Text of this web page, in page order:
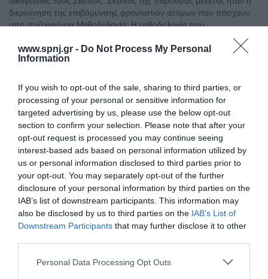
www.spnj.gr - Do Not Process My Personal
Information
If you wish to opt-out of the sale, sharing to third parties, or
processing of your personal or sensitive information for
targeted advertising by us, please use the below opt-out
section to confirm your selection. Please note that after your
opt-out request is processed you may continue seeing
interest-based ads based on personal information utilized by
us or personal information disclosed to third parties prior to
your opt-out. You may separately opt-out of the further
disclosure of your personal information by third parties on the
IAB’s list of downstream participants. This information may
also be disclosed by us to third parties on the IAB’s List of
Downstream Participants that may further disclose it to other
Personal Data Processing Opt Outs
διερεύνηση της επιβάρυνσης φροντιστών ατόμων που πάσχουν
από σχιζοφρένεια.Μεθοδολογία: Η μεθοδολογία που
δεδομένων,
2020
ΝΑΥΤΙΑ ΚΑΙ ΕΜΕΤΟΣ ΣΕ ΠΑΙΔΙΑ ΜΕ ΚΑΡΚΙΝΟ ΠΟΥ
ΥΠΟΒΑΛΛΟΝΤΑΙ ΣΕ ΧΗΜΕΙΟΘΕΡΑΠΕΙΑ
Πέμπτη, 1 Οκτωβρίου 2020
Ο καρκίνος είναι η δεύτερη κύρια αιτία θανάτου σε παιδιά. Η
θεραπεία του περιλαμβάνει χημειοθεραπεία, χειρουργείο ή
ακτινοθεραπεία, μόνα τους ή σε συνδυασμό. Από τα πιο γνωστά
συμπτώματα της χημειοθεραπείας στα παιδιά είναι η ναυτία και ο
εμετός που επιδρούν αρνητικά την υγεία τους και στην εξέλιξη της
θεραπείας. Έχουν υποστηριχτεί αρκετές νοσηλευτικές
παρεμβάσεις για την πρόληψη και αντιμετώπισή